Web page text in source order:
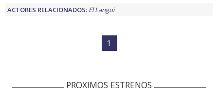
ACTORES RELACIONADOS: El Langui
1
PROXIMOS ESTRENOS